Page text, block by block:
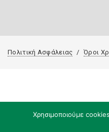
Πολιτική Ασφάλειας Όροι
Χρησιμοποιούμε